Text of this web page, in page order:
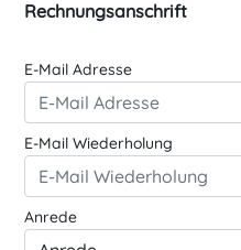
Rechnungsanschrift
E-Mail Adresse
E-Mail Wiederholung
Anrede